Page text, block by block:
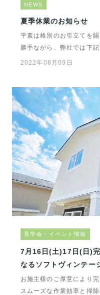
NEWS
夏季休業のお知らせ
平素は格別のお引立てを
勝手ながら、弊社では下
2022年08月09日
見学会・イベント情報
7月16日(土)17日(日)
なるソフトヴィンテー
お施主様のご厚意により
スムーズな作業効率と掃